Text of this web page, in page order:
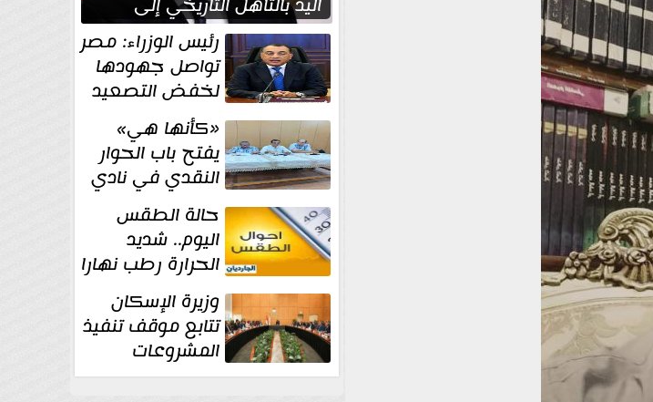
نصف نهائي كأس العالم
رئيس الوزراء: مصر
تواصل جهودها
لخفض التصعيد
والحفاظ على
الاستقرار الإقليمي«كأنها هي»
يفتح باب الحوار
النقدي في نادي
أدب مصر الجديدة
حالة الطقس
اليوم.. شديد
الحرارة رطب نهارا
مائل للحرارة رطب
ليلا.. و... وزيرة الإسكان
تتابع موقف تنفيذ
المشروعات
والخطة